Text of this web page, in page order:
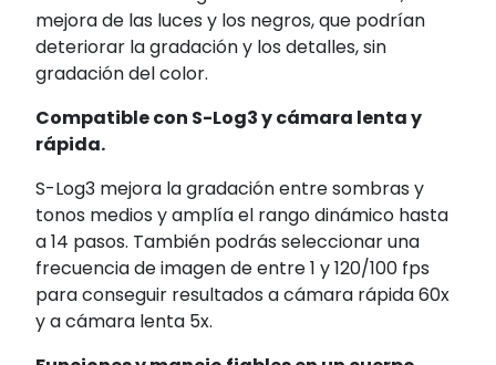
mejora de las luces y los negros, que podrían
deteriorar la gradación y los detalles, sin
gradación del color.
Compatible con S-Log3 y cámara lenta y
rápida.
S-Log3 mejora la gradación entre sombras y
tonos medios y amplía el rango dinámico hasta
a 14 pasos. También podrás seleccionar una
frecuencia de imagen de entre 1 y 120/100 fps
para conseguir resultados a cámara rápida 60x
y a cámara lenta 5x.